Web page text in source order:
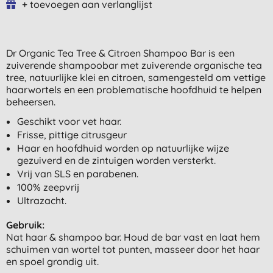
+ toevoegen aan verlanglijst
Dr Organic Tea Tree & Citroen Shampoo Bar is een
zuiverende shampoobar met zuiverende organische tea
tree, natuurlijke klei en citroen, samengesteld om vettige
haarwortels en een problematische hoofdhuid te helpen
beheersen.
Geschikt voor vet haar.
Frisse, pittige citrusgeur
Haar en hoofdhuid worden op natuurlijke wijze
gezuiverd en de zintuigen worden versterkt.
Vrij van SLS en parabenen.
100% zeepvrij
Ultrazacht.
Gebruik:
Nat haar & shampoo bar. Houd de bar vast en laat hem
schuimen van wortel tot punten, masseer door het haar
en spoel grondig uit.